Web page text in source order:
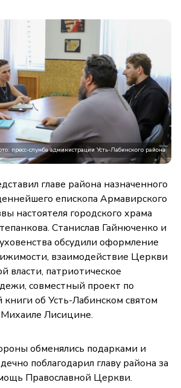
пресс-служба администрации Усть-Лабинского района
главе района назначенного
епископа Армавирского
настоятеля городского храма
Станислав Гайнюченко и
обсудили оформление
взаимодействие Церкви
власти, патриотическое
совместный проект по
об Усть-Лабинском святом
Лисицине.
обменялись подарками и
поблагодарил главу района за
Православной Церкви.